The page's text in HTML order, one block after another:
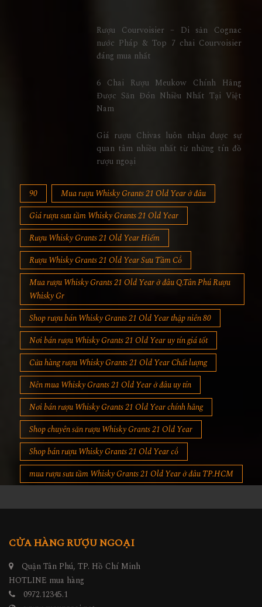
nước Pháp & Top 7 chai Courvoisier
đáng mua nhất
Được Săn Đón Nhiều Nhất Tại Việt
Nam
quan tâm nhiều nhất từ những tín đồ
rượu ngoại
Giá rượu sưu tầm Whisky Grants 21 Old Year
Rượu Whisky Grants 21 Old Year Hiếm
Rượu Whisky Grants 21 Old Year Sưu Tầm Cổ
Mua rượu Whisky Grants 21 Old Year ở đâu Q.Tân Phú Rượu
Whisky Gr
Shop rượu bán Whisky Grants 21 Old Year thập niên 80
Nơi bán rượu Whisky Grants 21 Old Year uy tín giá tốt
Cửa hàng rượu Whisky Grants 21 Old Year Chất lượng
Nên mua Whisky Grants 21 Old Year ở đâu uy tín
Nơi bán rượu Whisky Grants 21 Old Year chính hãng
Shop chuyên săn rượu Whisky Grants 21 Old Year
Shop bán rượu Whisky Grants 21 Old Year cổ
mua rượu sưu tầm Whisky Grants 21 Old Year ở đâu TP.HCM
Quận Tân Phú, TP. Hồ Chí Minh
HOTLINE mua hàng
0972.12345.1
www.ruoungoai.net